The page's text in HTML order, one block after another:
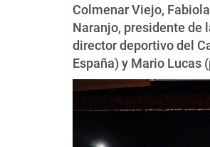
Colmenar Viejo,
Naranjo, presidente de
director deportivo del
España) y Mario Lucas